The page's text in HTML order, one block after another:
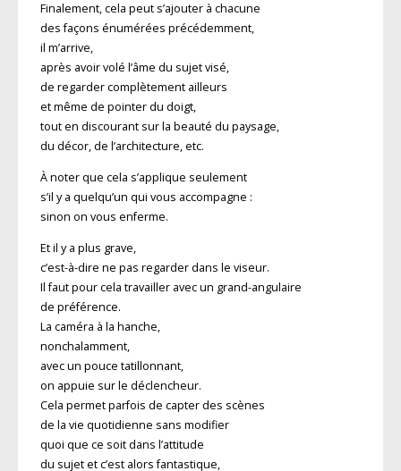
Finalement, cela peut s’ajouter à chacune
des façons énumérées précédemment,
il m’arrive,
après avoir volé l’âme du sujet visé,
de regarder complètement ailleurs
et même de pointer du doigt,
tout en discourant sur la beauté du paysage,
du décor, de l’architecture, etc.
À noter que cela s’applique seulement
s’il y a quelqu’un qui vous accompagne :
sinon on vous enferme.
Et il y a plus grave,
c’est-à-dire ne pas regarder dans le viseur.
Il faut pour cela travailler avec un grand-angulaire
de préférence.
La caméra à la hanche,
nonchalamment,
avec un pouce tatillonnant,
on appuie sur le déclencheur.
Cela permet parfois de capter des scènes
de la vie quotidienne sans modifier
quoi que ce soit dans l’attitude
du sujet et c’est alors fantastique,